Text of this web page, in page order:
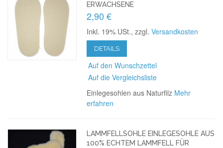
ERWACHSENE
2,90 €
Inkl. 19% USt.,zzgl.Versandkosten
DETAILS
Auf den Wunschzettel
Auf die Vergleichsliste
Einlegesohlen aus Naturfilz Mehr
erfahren
LAMMFELLSOHLE EINLEGESOHLE AUS
100% ECHTEM LAMMFELL FÜR